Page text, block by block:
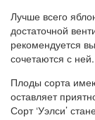
Лучше всего
достаточной
рекомендуется
сочетаются с ней.
Плоды сорта
оставляет
Сорт ‘Уэлси’